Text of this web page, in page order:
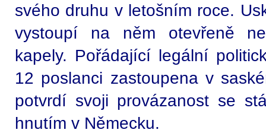
svého druhu v letošním roce.
vystoupí na něm otevřeně
kapely. Pořádající legální
12 poslanci zastoupena v
potvrdí svoji provázanost se
hnutím v Německu.